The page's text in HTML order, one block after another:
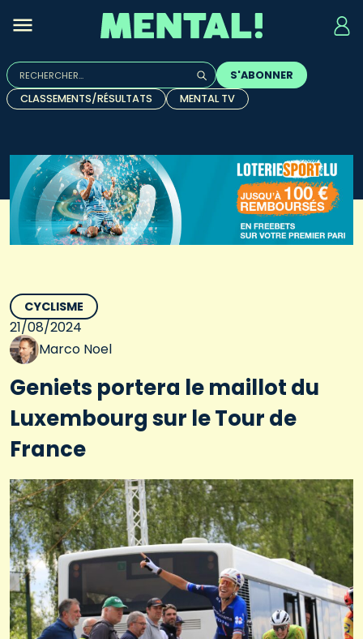
Rechercher :
Quand les résultats de l'auto-complétion sont
S'ABONNER
CLASSEMENTS/RÉSULTATS
MENTAL TV
CYCLISME
21/08/2024
Marco Noel
Geniets portera le maillot du
Luxembourg sur le Tour de
France